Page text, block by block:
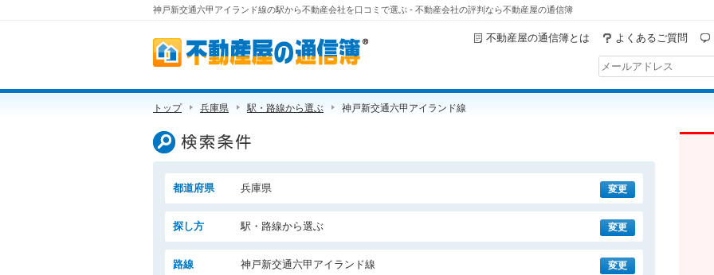
神戸新交通六甲アイランド線の駅から不動産会社を口コミで選ぶ - 不動産会社の評判なら不動産屋の通信簿
不動産屋の通信簿とは よくあるご質問
トップ 兵庫県 駅・路線から選ぶ 神戸新交通六甲アイランド線
検索条件
都道府県 兵庫県 変更
探し方 駅・路線から選ぶ 変更
路線 神戸新交通六甲アイランド線 変更